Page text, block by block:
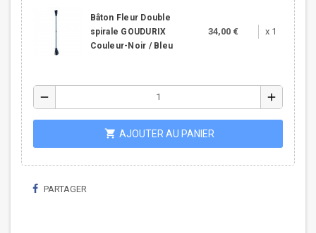
Bâton Fleur Double
spirale GOUDURIX
Couleur-Noir / Bleu
34,00 € x 1
remove add
shopping_cart AJOUTER AU PANIER
PARTAGER